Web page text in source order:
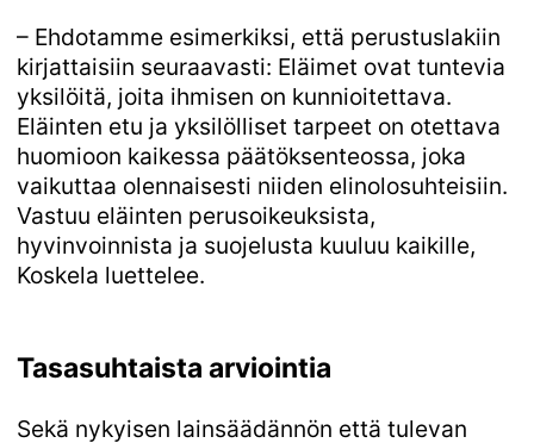
– Ehdotamme esimerkiksi, että perustuslakiin
kirjattaisiin seuraavasti: Eläimet ovat tuntevia
yksilöitä, joita ihmisen on kunnioitettava.
Eläinten etu ja yksilölliset tarpeet on otettava
huomioon kaikessa päätöksenteossa, joka
vaikuttaa olennaisesti niiden elinolosuhteisiin.
Vastuu eläinten perusoikeuksista,
hyvinvoinnista ja suojelusta kuuluu kaikille,
Koskela luettelee.
Tasasuhtaista arviointia
Sekä nykyisen lainsäädännön että tulevan